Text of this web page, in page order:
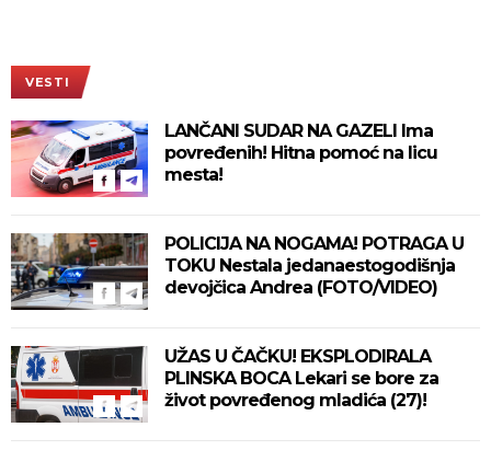
VESTI
LANČANI SUDAR NA GAZELI Ima
povređenih! Hitna pomoć na licu
mesta!
POLICIJA NA NOGAMA! POTRAGA U
TOKU Nestala jedanaestogodišnja
devojčica Andrea (FOTO/VIDEO)
UŽAS U ČAČKU! EKSPLODIRALA
PLINSKA BOCA Lekari se bore za
život povređenog mladića (27)!